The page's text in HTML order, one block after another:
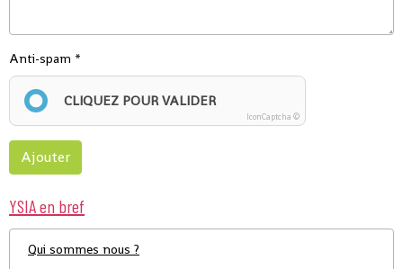
Anti-spam
CLIQUEZ POUR VALIDER
IconCaptcha ©
Ajouter
YSIA en bref
Qui sommes nous ?